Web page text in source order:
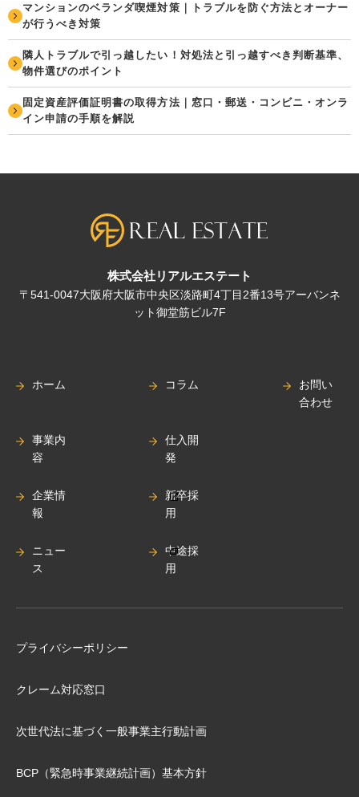
マンションのベランダ喫煙対策｜トラブルを防ぐ方法とオーナー
が行うべき対策
隣人トラブルで引っ越したい！対処法と引っ越すべき判断基準、
物件選びのポイント
固定資産評価証明書の取得方法｜窓口・郵送・コンビニ・オンラ
イン申請の手順を解説
株式会社リアルエステート
〒541-0047大阪府大阪市中央区淡路町4丁目2番13号アーバンネ
ット御堂筋ビル7F
ホーム
事業内
容
企業情
報
ニュー
ス
コラム
仕入開
発
新卒採
用
中途採
用
お問い
合わせ
プライバシーポリシー
クレーム対応窓口
次世代法に基づく⼀般事業主⾏動計画
BCP（緊急時事業継続計画）基本⽅針